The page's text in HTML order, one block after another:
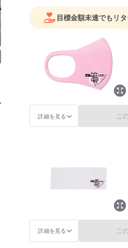
目標金額未達でもリ
詳細を見る こ
詳細を見る こ